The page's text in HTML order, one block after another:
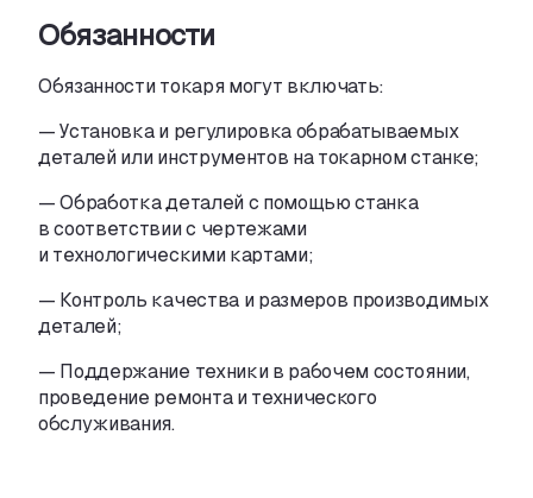
Обязанности
Обязанности токаря могут включать:
— Установка и регулировка обрабатываемых
деталей или инструментов на токарном станке;
— Обработка деталей с помощью станка
в соответствии с чертежами
и технологическими картами;
— Контроль качества и размеров производимых
деталей;
— Поддержание техники в рабочем состоянии,
проведение ремонта и технического
обслуживания.